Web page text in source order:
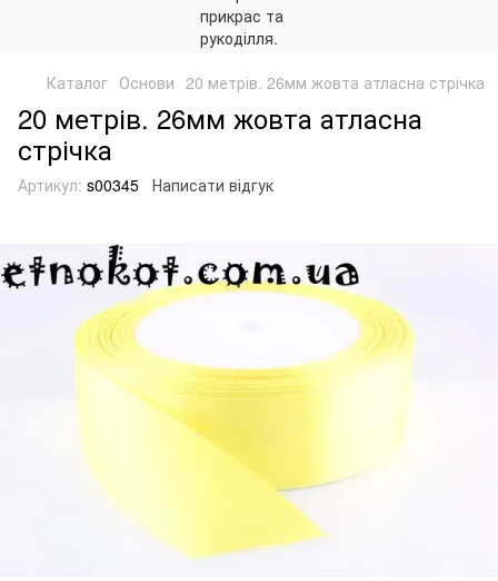
Каталог Основи 20 метрів. 26мм жовта атласна стрічка
20 метрів. 26мм жовта атласна
стрічка
Артикул: s00345 Написати відгук